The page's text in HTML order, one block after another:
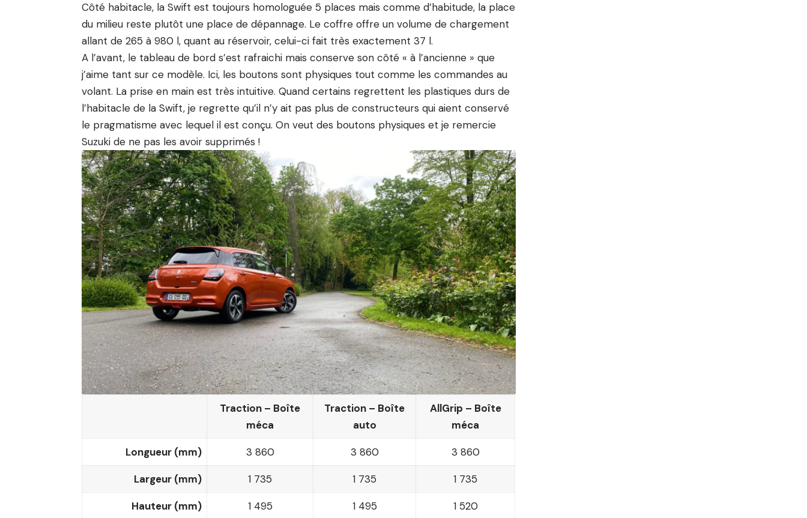
Côté habitacle, la Swift est toujours homologuée 5 places mais comme d’habitude, la place
du milieu reste plutôt une place de dépannage. Le coffre offre un volume de chargement
allant de 265 à 980 l, quant au réservoir, celui-ci fait très exactement 37 l.
A l’avant, le tableau de bord s’est rafraichi mais conserve son côté « à l’ancienne » que
j’aime tant sur ce modèle. Ici, les boutons sont physiques tout comme les commandes au
volant. La prise en main est très intuitive. Quand certains regrettent les plastiques durs de
l’habitacle de la Swift, je regrette qu’il n’y ait pas plus de constructeurs qui aient conservé
le pragmatisme avec lequel il est conçu. On veut des boutons physiques et je remercie
Suzuki de ne pas les avoir supprimés !
Traction – Boîte
méca
Traction – Boîte
auto
AllGrip – Boîte
méca
Longueur (mm) 3 860 3 860 3 860
Largeur (mm) 1 735 1 735 1 735
Hauteur (mm) 1 495 1 495 1 520